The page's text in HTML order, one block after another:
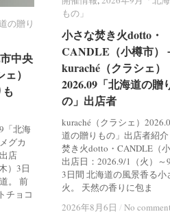
もの」
小さな焚き火dotto・
CANDLE（小樽市）
kuraché（クラシェ）
2026.09「北海道の贈
の」出店者
kuraché（クラシェ）
道の贈りもの」出店者紹
焚き火dotto・CANDLE（
出店日：2026.9/1（火）～
3日間 北海道の風景香る小
火。 天然の香りに包ま
2026年8月6日 / No
もの」
小さな焚き火dotto・
CANDLE（小樽市）
kuraché（クラシェ）
2026.09「北海道の贈
の」出店者
2026年8月6日 / No
の贈り
中央
）
「北海
グカ
店
）3日
。 前
チョコ
の贈り
中央
）